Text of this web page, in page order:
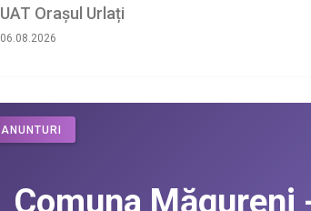
UAT Orașul Urlați
06.08.2026
ANUNTURI